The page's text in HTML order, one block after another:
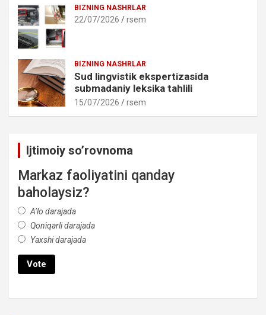
BIZNING NASHRLAR
22/07/2026 rsem
BIZNING NASHRLAR
Sud lingvistik ekspertizasida
submadaniy leksika tahlili
15/07/2026 rsem
Ijtimoiy so’rovnoma
Markaz faoliyatini qanday
baholaysiz?
A’lo darajada
Qoniqarli darajada
Yaxshi darajada